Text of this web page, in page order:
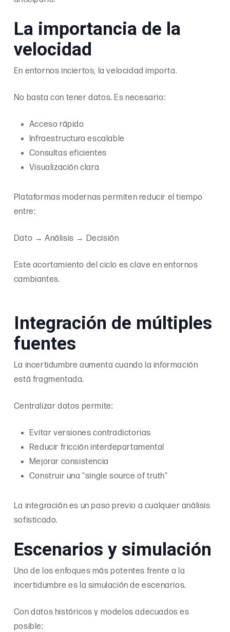
La importancia de la
velocidad
En entornos inciertos, la velocidad importa.
No basta con tener datos. Es necesario:
Acceso rápido
Infraestructura escalable
Consultas eficientes
Visualización clara
Plataformas modernas permiten reducir el tiempo
entre:
Dato → Análisis → Decisión
Este acortamiento del ciclo es clave en entornos
cambiantes.
Integración de múltiples
fuentes
La incertidumbre aumenta cuando la información
está fragmentada.
Centralizar datos permite:
Evitar versiones contradictorias
Reducir fricción interdepartamental
Mejorar consistencia
Construir una “single source of truth”
La integración es un paso previo a cualquier análisis
sofisticado.
Escenarios y simulación
Uno de los enfoques más potentes frente a la
incertidumbre es la simulación de escenarios.
Con datos históricos y modelos adecuados es
posible: